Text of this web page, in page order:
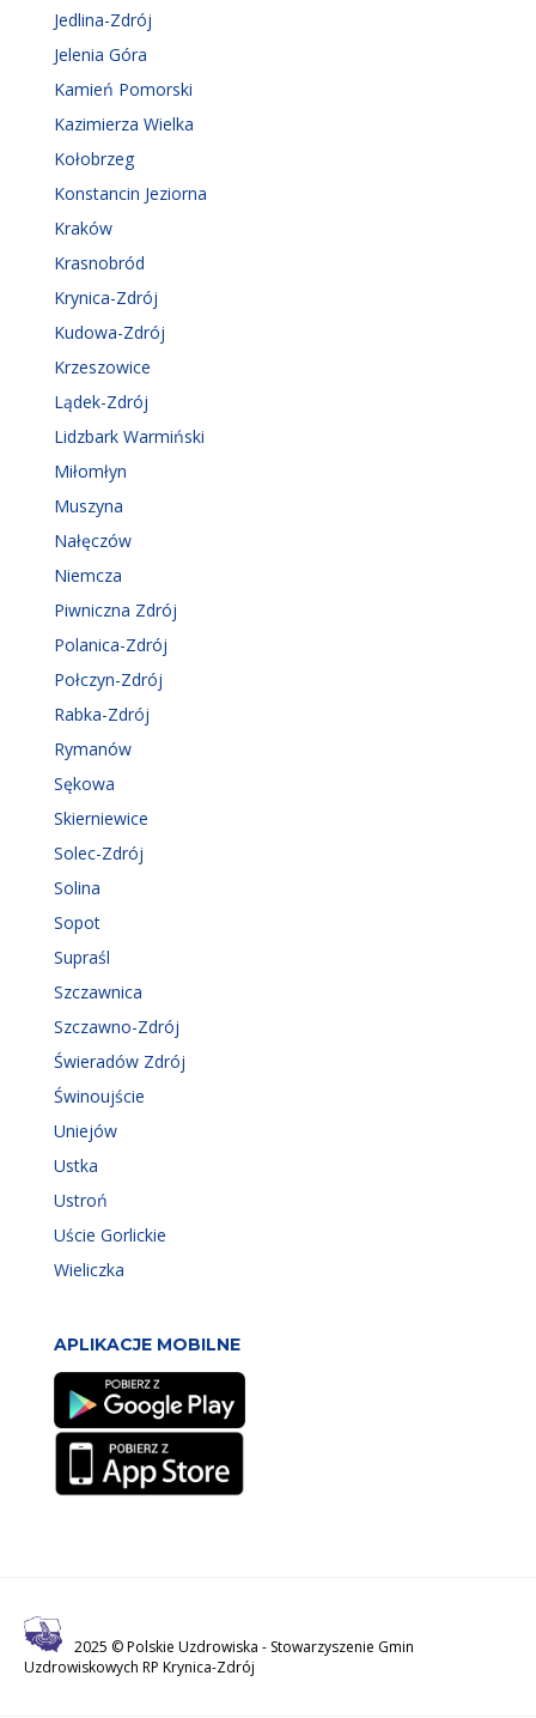
Jedlina-Zdrój
Jelenia Góra
Kamień Pomorski
Kazimierza Wielka
Kołobrzeg
Konstancin Jeziorna
Kraków
Krasnobród
Krynica-Zdrój
Kudowa-Zdrój
Krzeszowice
Lądek-Zdrój
Lidzbark Warmiński
Miłomłyn
Muszyna
Nałęczów
Niemcza
Piwniczna Zdrój
Polanica-Zdrój
Połczyn-Zdrój
Rabka-Zdrój
Rymanów
Sękowa
Skierniewice
Solec-Zdrój
Solina
Sopot
Supraśl
Szczawnica
Szczawno-Zdrój
Świeradów Zdrój
Świnoujście
Uniejów
Ustka
Ustroń
Uście Gorlickie
Wieliczka
APLIKACJE MOBILNE
2025 © Polskie Uzdrowiska - Stowarzyszenie Gmin
Uzdrowiskowych RP Krynica-Zdrój